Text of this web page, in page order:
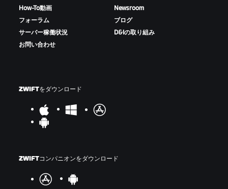
How-To動画
フォーラム
サーバー稼働状況
お問い合わせ
Newsroom
ブログ
D&Iの取り組み
ZWIFTをダウンロード
ZWIFTコンパニオンをダウンロード